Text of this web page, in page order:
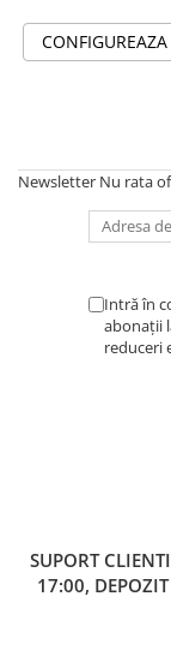
CONFIGUREAZA
Newsletter Nu rata
Intră în
abonații
reduceri
SUPORT CLIENTI
17:00,